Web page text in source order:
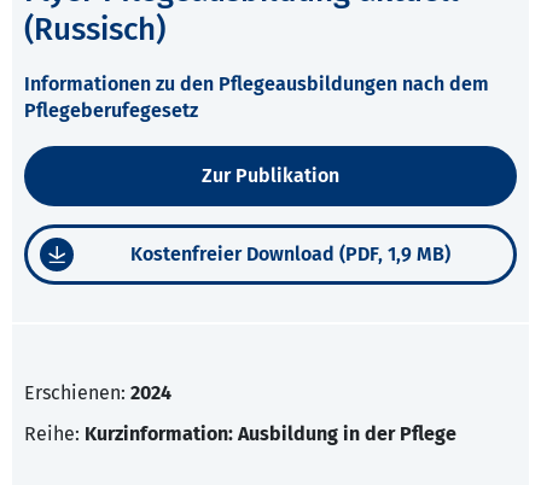
(Russisch)
Informationen zu den Pflegeausbildungen nach dem
Pflegeberufegesetz
Zur Publikation
Kostenfreier Download (PDF, 1,9 MB)
Erschienen: 2024
Reihe: Kurzinformation: Ausbildung in der Pflege